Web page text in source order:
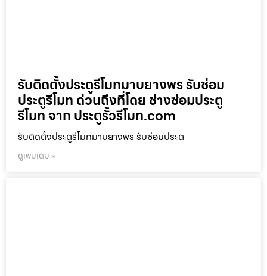
รับติดตั้งประตูรีโมทมาบยางพร รับซ่อม
ประตูรีโมท ด่วนถึงที่โดย ช่างซ่อมประตู
รีโมท จาก ประตูรั้วรีโมท.com
รับติดตั้งประตูรีโมทมาบยางพร รับซ่อมประต
ดูเพิ่มเติม »